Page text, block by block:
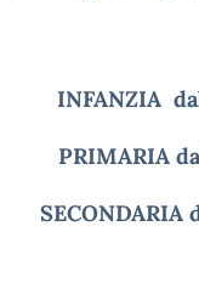
INFANZIA
PRIMARIA
SECONDARIA